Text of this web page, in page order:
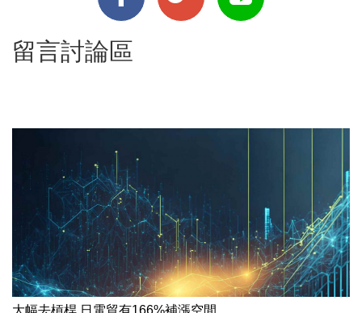
留言討論區
大幅去槓桿 日電貿有166%補漲空間